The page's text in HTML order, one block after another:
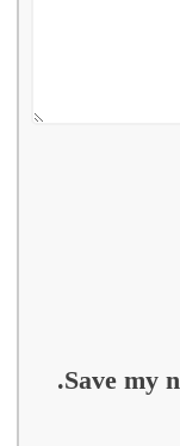
Save my